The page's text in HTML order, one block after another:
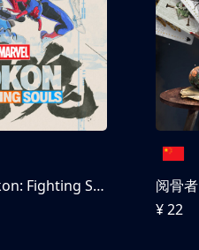
MARVEL Tōkon: Fighting Souls 数字豪华版
阅骨者
¥ 22